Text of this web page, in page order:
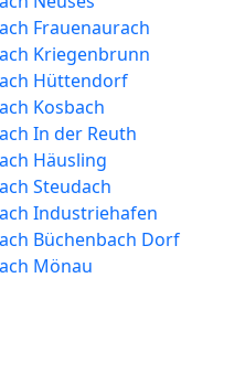
Frauenaurach
Kriegenbrunn
Hüttendorf
Kosbach
In der Reuth
Häusling
Steudach
Industriehafen
Büchenbach Dorf
Mönau